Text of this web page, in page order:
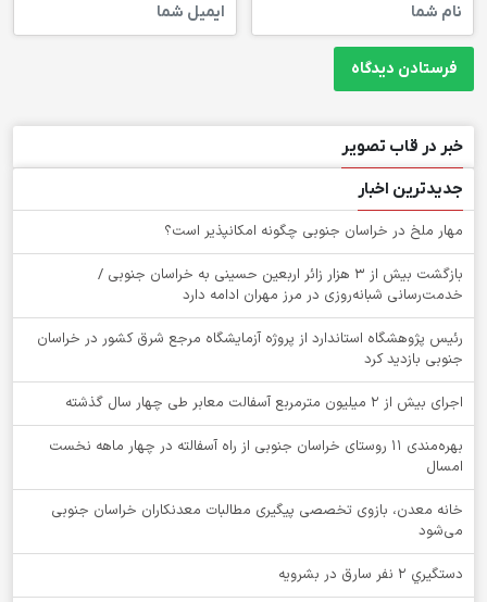
خبر در قاب تصویر
جدیدترین اخبار
‌مهار ملخ در خراسان جنوبی چگونه امکانپذیر است؟
بازگشت بیش از ۳ هزار زائر اربعین حسینی به خراسان جنوبی /
خدمت‌رسانی شبانه‌روزی در مرز مهران ادامه دارد
رئیس پژوهشگاه استاندارد از پروژه آزمایشگاه مرجع شرق کشور در خراسان
جنوبی بازدید کرد
اجرای بیش از ۲ میلیون مترمربع آسفالت معابر طی چهار سال گذشته
بهره‌مندی ۱۱ روستای خراسان جنوبی از راه آسفالته در چهار ماهه نخست
امسال
خانه معدن، بازوی تخصصی پیگیری مطالبات معدنکاران خراسان جنوبی
می‌شود
دستگيري 2 نفر سارق در بشرويه